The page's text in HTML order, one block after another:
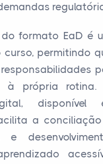
formato EaD é
curso, permitindo
à própria
disponível
a